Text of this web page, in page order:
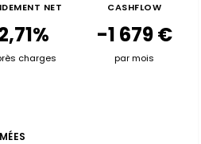
NET
charges
CASHFLOW
-1 679 €
par mois